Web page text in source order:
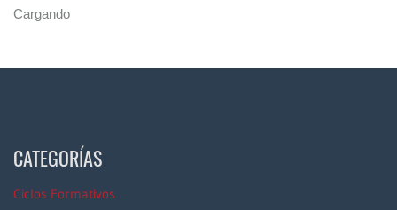
Cargando
CATEGORÍAS
Ciclos Formativos